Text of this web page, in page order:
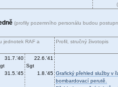
(profily pozemního personálu budou
jednotek RAF a
Profil, stručný životopis
31.7.'40
31.5.'45
22.6.'41
Sgt
1.8.'45 Grafický přehled služby v
bombardovací perutě.